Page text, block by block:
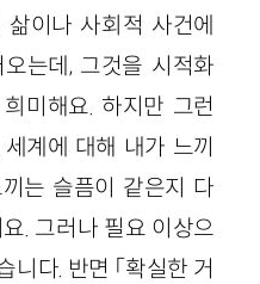
이나 사회적 사건에
는데, 그것을 시적화
미해요. 하지만 그런
계에 대해 내가 느끼
는 슬픔이 같은지 다
. 그러나 필요 이상으
니다. 반면 「확실한 거